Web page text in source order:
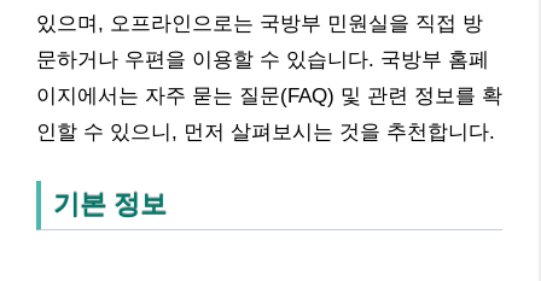
있으며, 오프라인으로는 국방부 민원실을 직접 방
문하거나 우편을 이용할 수 있습니다. 국방부 홈페
이지에서는 자주 묻는 질문(FAQ) 및 관련 정보를 확
인할 수 있으니, 먼저 살펴보시는 것을 추천합니다.
기본 정보